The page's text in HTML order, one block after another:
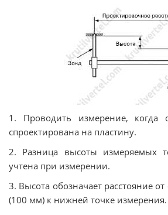
1. Проводить измерение, когда
спроектирована на пластину.
2. Разница высоты измеряемых
учтена при измерении.
3. Высота обозначает расстояние
(100 мм) к нижней точке измерения.